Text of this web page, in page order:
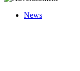
News